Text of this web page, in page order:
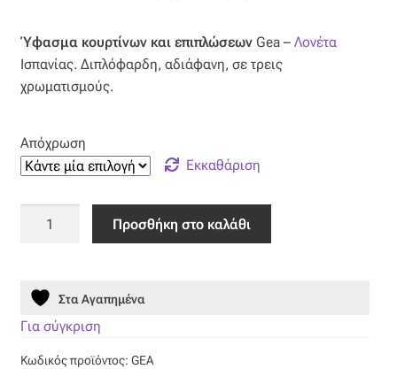
was:
23,00 €.
τιμή
Ύφασμα κουρτίνων και επιπλώσεωνGea – Λονέτα
Ισπανίας. Διπλόφαρδη, αδιάφανη, σε τρεις
χρωματισμούς.
Απόχρωση
Εκκαθάριση
ποσότητα
Προσθήκη στο καλάθι
Στα Αγαπημένα
Για σύγκριση
Κωδικός προϊόντος: GEA